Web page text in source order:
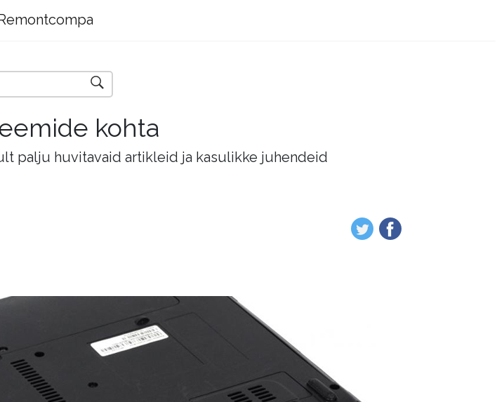
kohta
palju huvitavaid artikleid ja kasulikke juhendeid